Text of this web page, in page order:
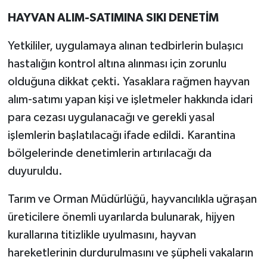
HAYVAN ALIM-SATIMINA SIKI DENETİM
Yetkililer, uygulamaya alınan tedbirlerin bulaşıcı
hastalığın kontrol altına alınması için zorunlu
olduğuna dikkat çekti. Yasaklara rağmen hayvan
alım-satımı yapan kişi ve işletmeler hakkında idari
para cezası uygulanacağı ve gerekli yasal
işlemlerin başlatılacağı ifade edildi. Karantina
bölgelerinde denetimlerin artırılacağı da
duyuruldu.
Tarım ve Orman Müdürlüğü, hayvancılıkla uğraşan
üreticilere önemli uyarılarda bulunarak, hijyen
kurallarına titizlikle uyulmasını, hayvan
hareketlerinin durdurulmasını ve şüpheli vakaların